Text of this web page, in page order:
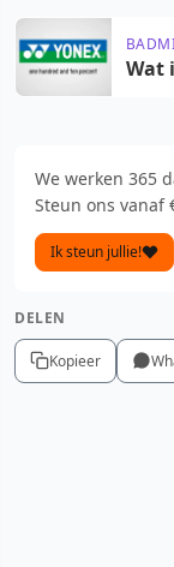
Wat
We werken 365
Steun ons vanaf
Ik steun jullie!
DELEN
Kopieer